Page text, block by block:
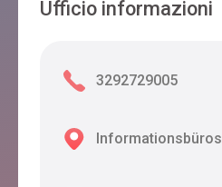
Ufficio informazioni
3292729005
Informationsbüros